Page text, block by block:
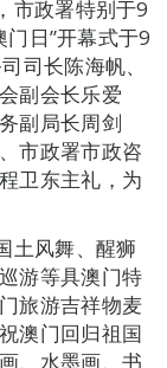
市政署特别于9
门日”开幕式于9
司长陈海帆、
副会长乐爱
副局长周剑
市政署市政咨
卫东主礼，为
土风舞、醒狮
游等具澳门特
旅游吉祥物麦
澳门回归祖国
、水墨画、书